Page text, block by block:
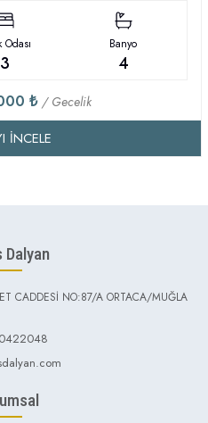
Odası
3
Banyo
4
₺ / Gecelik
İNCELE
Dalyan
CADDESİ NO:87/A ORTACA/MUĞLA